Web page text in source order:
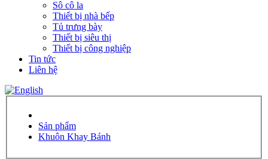
Sô cô la
Thiết bị nhà bếp
Tủ trưng bày
Thiết bị siêu thị
Thiết bị công nghiệp
Tin tức
Liên hệ
Sản phẩm
Khuôn Khay Bánh